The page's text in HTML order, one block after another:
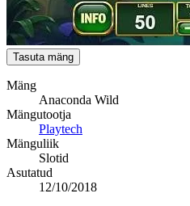
Tasuta mäng
Mäng
Anaconda Wild
Mängutootja
Playtech
Mänguliik
Slotid
Asutatud
12/10/2018